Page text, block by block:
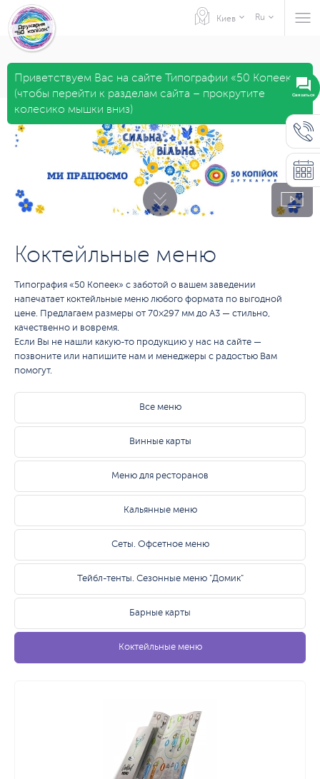
Киев Ru
Приветствуем Вас на сайте Типографии «50 Копеек»
(чтобы перейти к разделам сайта – прокрутите
колесико мышки вниз)
Коктейльные меню
Типография «50 Копеек» с заботой о вашем заведении
напечатает коктейльные меню любого формата по выгодной
цене. Предлагаем размеры от 70×297 мм до А3 — стильно,
качественно и вовремя.
Если Вы не нашли какую-то продукцию у нас на сайте —
позвоните или напишите нам и менеджеры с радостью Вам
помогут.
Все меню
Винные карты
Меню для ресторанов
Кальянные меню
Сеты. Офсетное меню
Тейбл-тенты. Сезонные меню "Домик"
Барные карты
Коктейльные меню
Связаться